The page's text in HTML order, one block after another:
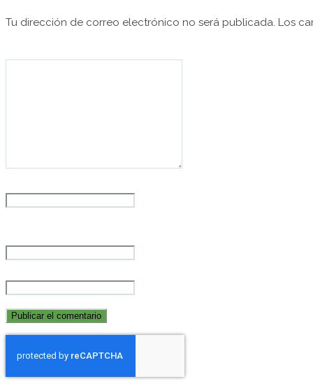
Tu dirección de correo electrónico no será publicada. Los